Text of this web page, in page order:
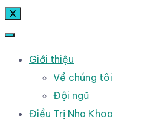
X
Giới thiệu
Về chúng tôi
Đội ngũ
Điều Trị Nha Khoa